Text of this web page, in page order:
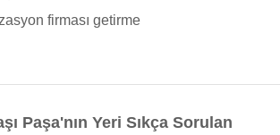
firması getirme
Paşa'nın Yeri Sıkça Sorulan